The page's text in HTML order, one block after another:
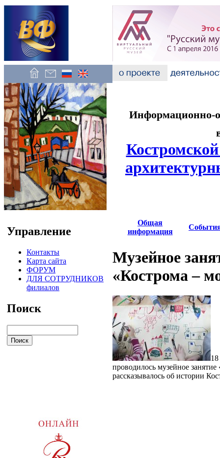
Управление
Контакты
Карта сайта
ФОРУМ
ДЛЯ СОТРУДНИКОВ
филиалов
Поиск
Информационно-
Общая
информация
Музейное
«Кострома –
проводилось музейное
рассказывалось об истории